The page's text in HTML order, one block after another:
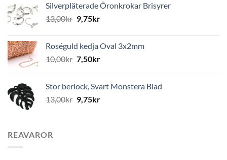
Silverpläterade Öronkrokar Brisyrer
13,00kr 9,75kr
Roséguld kedja Oval 3x2mm
10,00kr 7,50kr
Stor berlock, Svart Monstera Blad
13,00kr 9,75kr
REAVAROR